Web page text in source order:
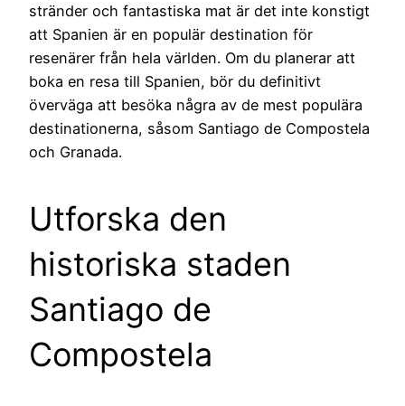
stränder och fantastiska mat är det inte konstigt
att Spanien är en populär destination för
resenärer från hela världen. Om du planerar att
boka en resa till Spanien, bör du definitivt
överväga att besöka några av de mest populära
destinationerna, såsom Santiago de Compostela
och Granada.
Utforska den
historiska staden
Santiago de
Compostela